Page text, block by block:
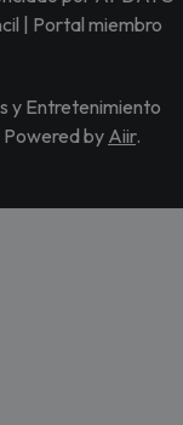
| Portal miembro
y Entretenimiento
Powered by Aiir.